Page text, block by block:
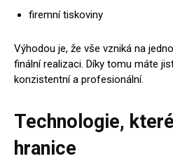
firemní tiskoviny
Výhodou je, že vše vzniká na
finální realizaci. Díky tomu máte
konzistentní a profesionální.
Technologie,
hranice